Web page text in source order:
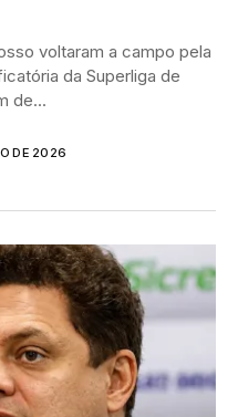
voltaram a campo pela
da Superliga de
de...
DE 2026